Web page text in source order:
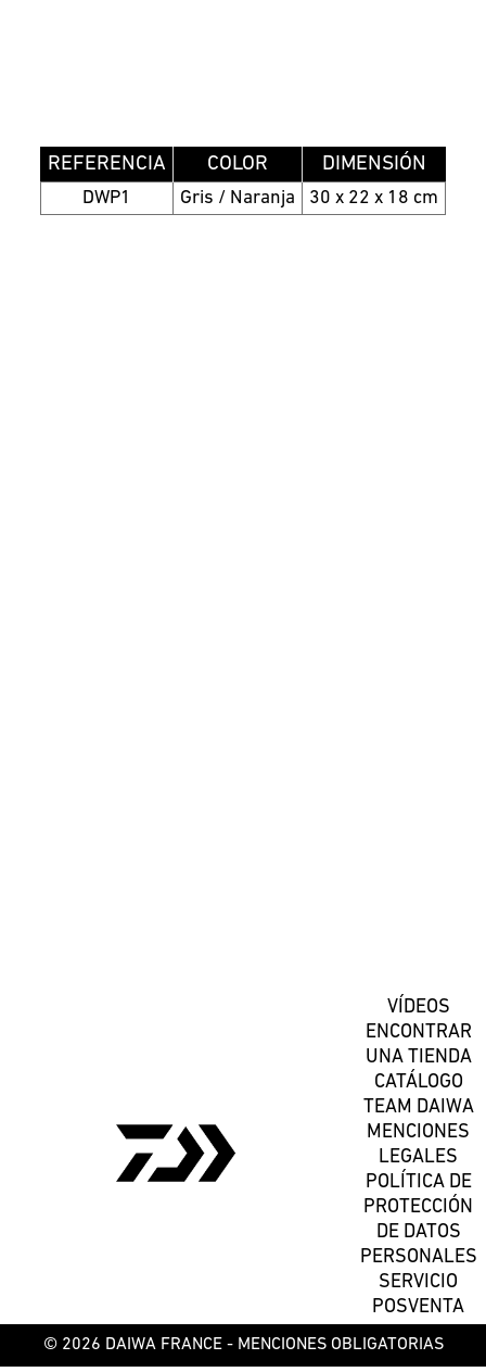
REFERENCIA COLOR DIMENSIÓN
DWP1 Gris / Naranja 30 x 22 x 18 cm
VÍDEOS
ENCONTRAR
UNA TIENDA
CATÁLOGO
TEAM DAIWA
MENCIONES
LEGALES
POLÍTICA DE
PROTECCIÓN
DE DATOS
PERSONALES
SERVICIO
POSVENTA
© 2026 DAIWA FRANCE - MENCIONES OBLIGATORIAS